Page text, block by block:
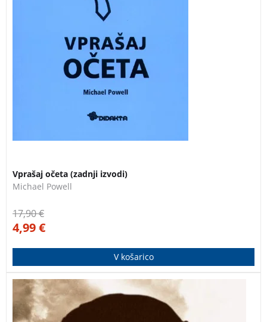
Vprašaj očeta (zadnji izvodi)
Michael Powell
17,90€
4,99€
V košarico
Zgodba o preprostem fantiču iz stražiške sitarske
družine odstira skrivnostni davni čas, ko so bosonogi